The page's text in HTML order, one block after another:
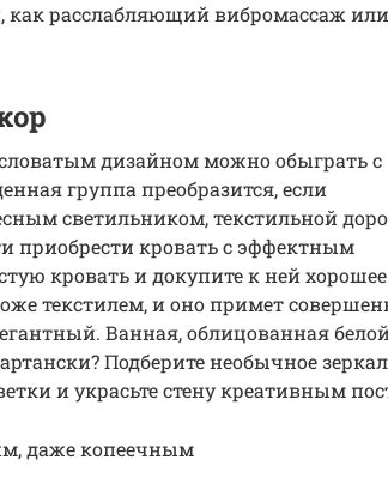
расслабляющий вибромассаж или
дизайном можно обыграть с
группа преобразится, если
светильником, текстильной
приобрести кровать с эффектным
кровать и докупите к ней хорошее
текстилем, и оно примет
Ванная, облицованная белой
Подберите необычное
и украсьте стену креативным
даже копеечным